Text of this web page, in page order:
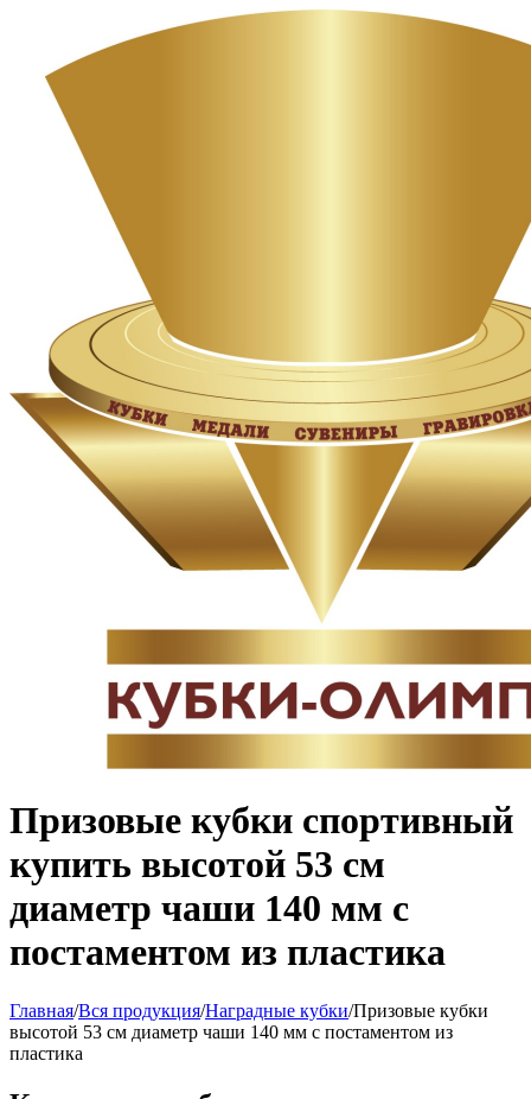
Призовые кубки спортивный
купить высотой 53 см
диаметр чаши 140 мм с
постаментом из пластика
Главная/Вся продукция/Наградные кубки/Призовые кубки
высотой 53 см диаметр чаши 140 мм с постаментом из
пластика